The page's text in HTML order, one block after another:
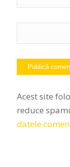
Acest site
reduce
datele